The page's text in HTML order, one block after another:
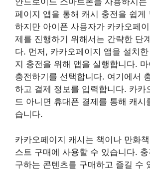
페이지 앱을 통해 캐시 충전을 쉽게
하지만 아이폰 사용자가 카카오페
제를 진행하기 위해서는 간략한 단
다. 먼저, 카카오페이지 앱을 설치
지 충전을 위해 앱을 실행합니다.
충전하기를 선택합니다. 여기에서
하고 결제 정보를 입력합니다. 카카
드 아니면 휴대폰 결제를 통해 캐시
습니다.
카카오페이지 캐시는 책이나 만화
스트 구매에 사용할 수 있습니다.
구하는 콘텐츠를 구매하고 즐길 수